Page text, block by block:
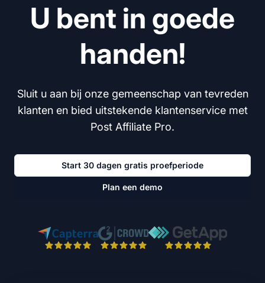
U bent in goede
handen!
Sluit u aan bij onze gemeenschap van tevreden
klanten en bied uitstekende klantenservice met
Post Affiliate Pro.
Start 30 dagen gratis proefperiode
Plan een demo